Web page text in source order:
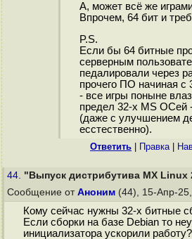
А, может всё же
Впрочем, 64 бит и
P.S.
Если бы 64 битные
серверным
педалировали через
прочего ПО начиная с
- все игры поныне
предел 32-х MS ОСей
(даже с улучшением
есстественно).
Ответить Правка|
44. "Выпуск дистрибутива MX Linux
Сообщение от Аноним (44), 15-Апр-
Кому сейчас нужны 32-х битные
Если сборки на базе Debian то
инициализатора ускорили